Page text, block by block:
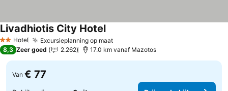
2 Sterren
Hotel Excursieplanning op maatPrijzen bekijken
Livadhiotis City HotelPrijzen bekijken
8,3 Zeer goed 2.262 17.0 km vanaf Mazotos
Van € 77